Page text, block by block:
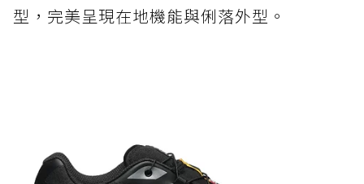
型，完美呈現在地機能與俐落外型。